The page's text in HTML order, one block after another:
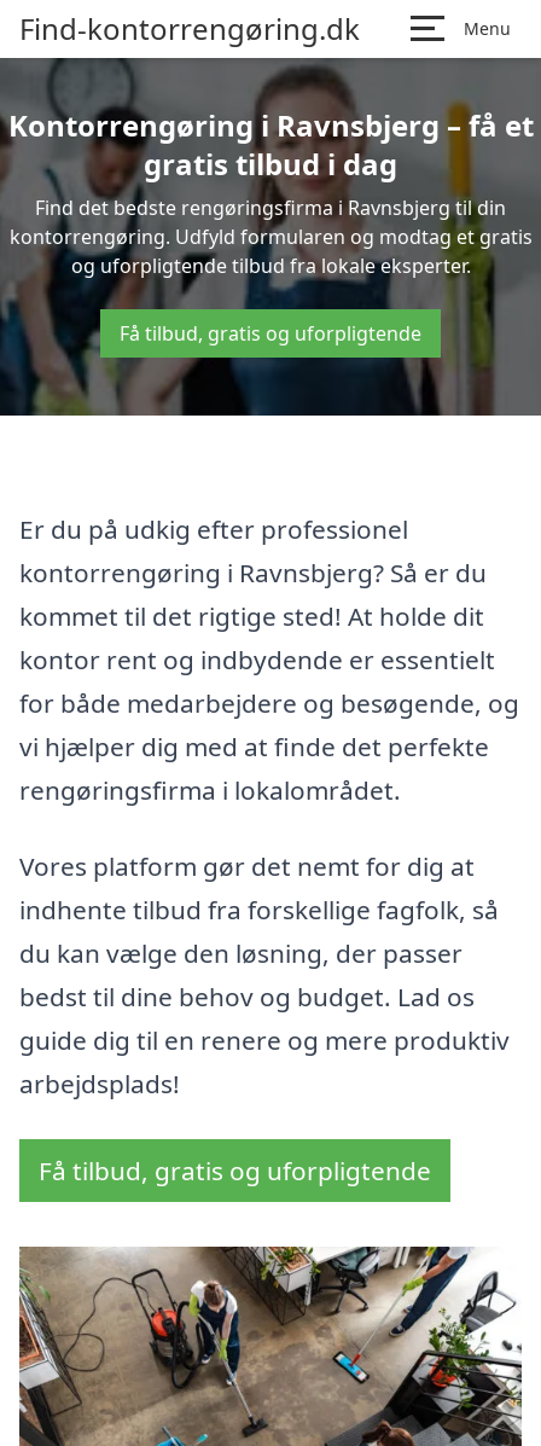
Find-kontorrengøring.dk Menu
Kontorrengøring i Ravnsbjerg – få et
gratis tilbud i dag
Find det bedste rengøringsfirma i Ravnsbjerg til din
kontorrengøring. Udfyld formularen og modtag et gratis
og uforpligtende tilbud fra lokale eksperter.
Få tilbud, gratis og uforpligtende
Er du på udkig efter professionel
kontorrengøring i Ravnsbjerg? Så er du
kommet til det rigtige sted! At holde dit
kontor rent og indbydende er essentielt
for både medarbejdere og besøgende, og
vi hjælper dig med at finde det perfekte
rengøringsfirma i lokalområdet.
Vores platform gør det nemt for dig at
indhente tilbud fra forskellige fagfolk, så
du kan vælge den løsning, der passer
bedst til dine behov og budget. Lad os
guide dig til en renere og mere produktiv
arbejdsplads!
Få tilbud, gratis og uforpligtende